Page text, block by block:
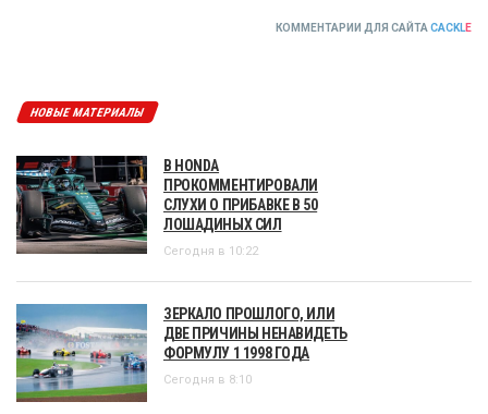
КОММЕНТАРИИ ДЛЯ САЙТА CACKLE
НОВЫЕ МАТЕРИАЛЫ
В HONDA
ПРОКОММЕНТИРОВАЛИ
СЛУХИ О ПРИБАВКЕ В 50
ЛОШАДИНЫХ СИЛ
Сегодня в 10:22
ЗЕРКАЛО ПРОШЛОГО, ИЛИ
ДВЕ ПРИЧИНЫ НЕНАВИДЕТЬ
ФОРМУЛУ 1 1998 ГОДА
Сегодня в 8:10